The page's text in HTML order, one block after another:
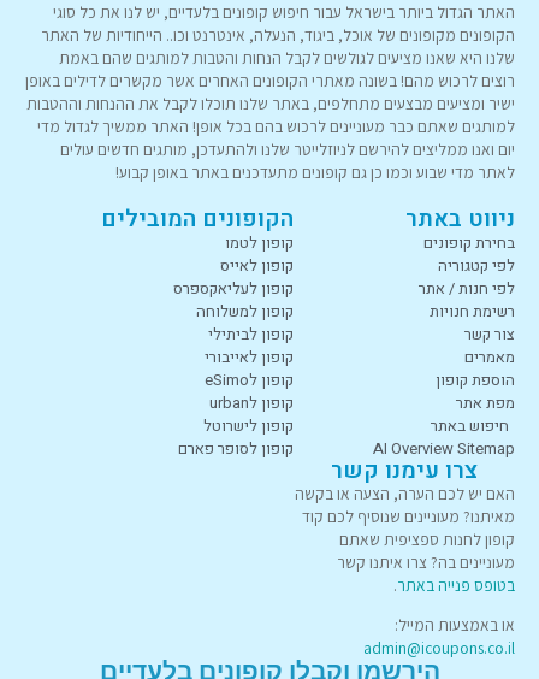
האתר הגדול ביותר בישראל עבור חיפוש קופונים בלעדיים, יש לנו את כל סוגי
הקופונים מקופונים של אוכל, ביגוד, הנעלה, אינטרנט וכו.. הייחודיות של האתר
שלנו היא שאנו מציעים לגולשים לקבל הנחות והטבות למותגים שהם באמת
רוצים לרכוש מהם! בשונה מאתרי הקופונים האחרים אשר מקשרים לדילים באופן
ישיר ומציעים מבצעים מתחלפים, באתר שלנו תוכלו לקבל את ההנחות וההטבות
למותגים שאתם כבר מעוניינים לרכוש בהם בכל אופן! האתר ממשיך לגדול מדי
יום ואנו ממליצים להירשם לניוזלייטר שלנו ולהתעדכן, מותגים חדשים עולים
לאתר מדי שבוע וכמו כן גם קופונים מתעדכנים באתר באופן קבוע!
ניווט באתר
בחירת קופונים
לפי קטגוריה
לפי חנות / אתר
רשימת חנויות
צור קשר
מאמרים
הוספת קופון
מפת אתר
חיפוש באתר
AI Overview Sitemap
הקופונים המובילים
קופון לטמו
קופון לאייס
קופון לעליאקספרס
קופון למשלוחה
קופון לביתילי
קופון לאייבורי
קופון לeSimo
קופון לurban
קופון לישרוטל
קופון לסופר פארם
צרו עימנו קשר
האם יש לכם הערה, הצעה או בקשה
מאיתנו? מעוניינים שנוסיף לכם קוד
קופון לחנות ספציפית שאתם
מעוניינים בה? צרו איתנו קשר
בטופס פנייה באתר.
או באמצעות המייל:
admin@icoupons.co.il
הירשמו וקבלו קופונים בלעדיים